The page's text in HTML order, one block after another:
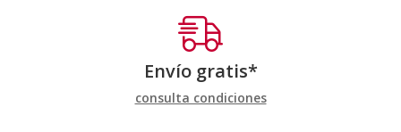
Envío gratis*
consulta condiciones